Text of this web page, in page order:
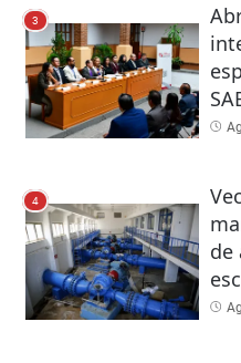
3
4
de